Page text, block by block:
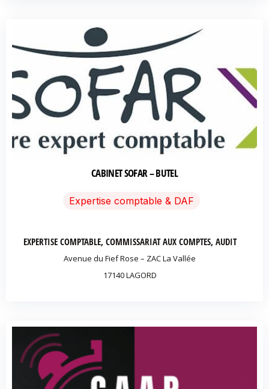
CABINET SOFAR – BUTEL
Expertise comptable & DAF
EXPERTISE COMPTABLE, COMMISSARIAT AUX COMPTES, AUDIT
Avenue du Fief Rose – ZAC La Vallée
17140 LAGORD